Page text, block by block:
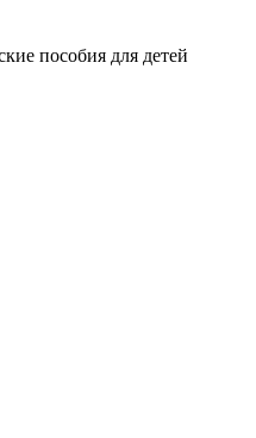
пособия для детей